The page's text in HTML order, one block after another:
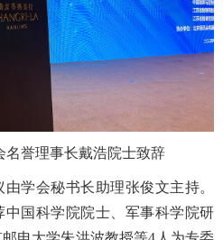
名誉理事长戴浩院士致辞
会秘书长助理张俊文主持。
国科学院院士、军事科学院研